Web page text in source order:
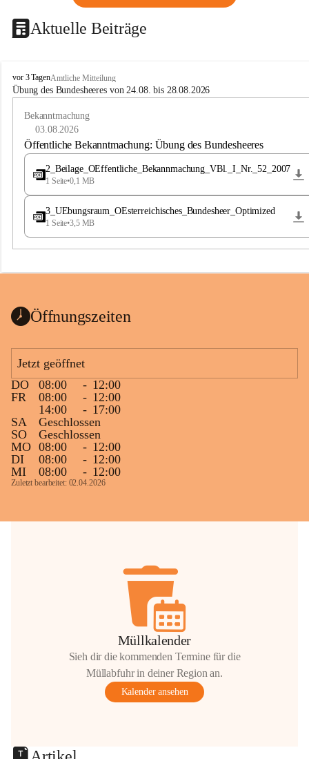
Aktuelle Beiträge
B
u
e
a
vor 3 TagenAmtliche Mitteilung
Übung des Bundesheeres von 24.08. bis 28.08.2026
Bekanntmachung
03.08.2026
Öffentliche Bekanntmachung: Übung des Bundesheeres
2_Beilage_OEffentliche_Bekannmachung_VBl._I_Nr._52_2007
1 Seite•0,1 MB
3_UEbungsraum_OEsterreichisches_Bundesheer_Optimized
1 Seite•3,5 MB
Öffnungszeiten
Jetzt geöffnet
DO
08:00 - 12:00
FR
08:00 - 12:00
14:00
- 17:00
SA
Geschlossen
SO
Geschlossen
MO 08:00 - 12:00
DI
08:00 - 12:00
MI
08:00 - 12:00
Zuletzt bearbeitet: 02.04.2026
Müllkalender
Sieh dir die kommenden Termine für die
Müllabfuhr in deiner Region an.
Kalender ansehen